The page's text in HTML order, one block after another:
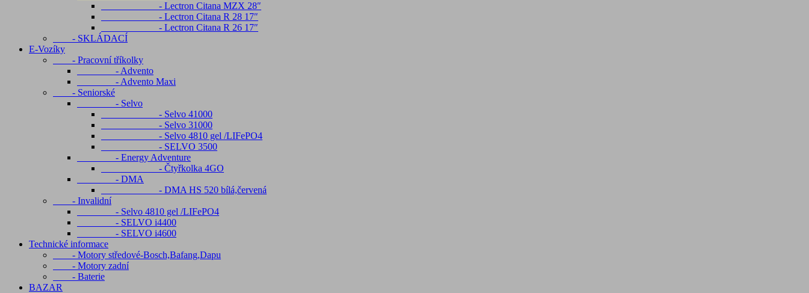
- Lectron Citana MZX 28″
- Lectron Citana R 28 17″
- Lectron Citana R 26 17″
- SKLÁDACÍ
E-Vozíky
- Pracovní tříkolky
- Advento
- Advento Maxi
- Seniorské
- Selvo
- Selvo 41000
- Selvo 31000
- Selvo 4810 gel /LIFePO4
- SELVO 3500
- Energy Adventure
- Čtyřkolka 4GO
- DMA
- DMA HS 520 bílá,červená
- Invalidní
- Selvo 4810 gel /LIFePO4
- SELVO i4400
- SELVO i4600
Technické informace
- Motory středové-Bosch,Bafang,Dapu
- Motory zadní
- Baterie
BAZAR